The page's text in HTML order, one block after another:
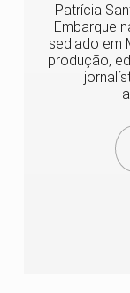
Patrícia
Embarque
sediado em
produção,